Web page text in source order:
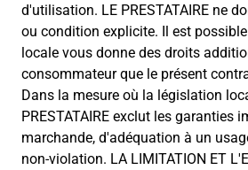
d'utilisation. LE PRESTATAIRE ne
ou condition explicite. Il est
locale vous donne des droits
consommateur que le présent
Dans la mesure où la législation
PRESTATAIRE exclut les garanties
marchande, d'adéquation à un
non-violation. LA LIMITATION ET